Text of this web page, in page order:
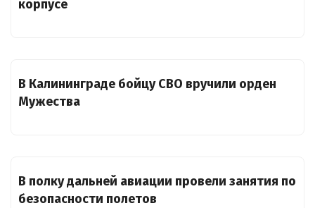
корпусе
В Калининграде бойцу СВО вручили орден
Мужества
В полку дальней авиации провели занятия по
безопасности полетов